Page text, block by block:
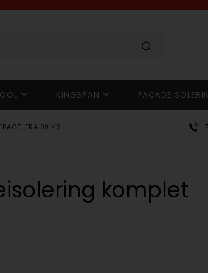
KINGSPAN
FRA 99 KR.
komplet